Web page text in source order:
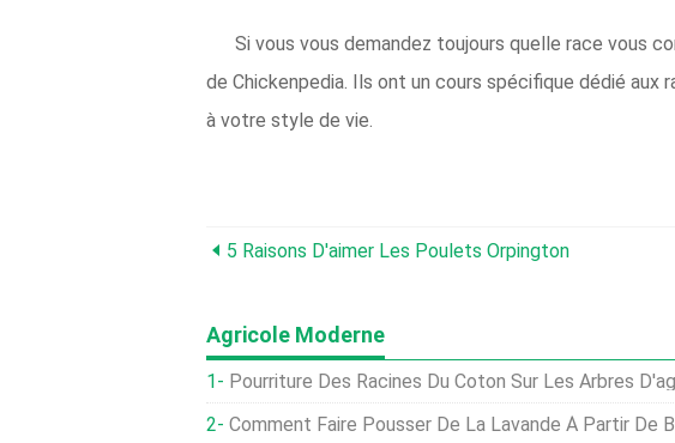
Si vous vous demandez toujours quelle race vous
de Chickenpedia. Ils ont un cours spécifique dédié
à votre style de vie.
5 Raisons D'aimer Les Poulets Orpington
Agricole Moderne
Pourriture Des Racines Du Coton Sur Les Arbres D'agrumes:Traiter Les Agrumes Avec La Maladie De La
Comment Faire Pousser De La Lavande À Partir De